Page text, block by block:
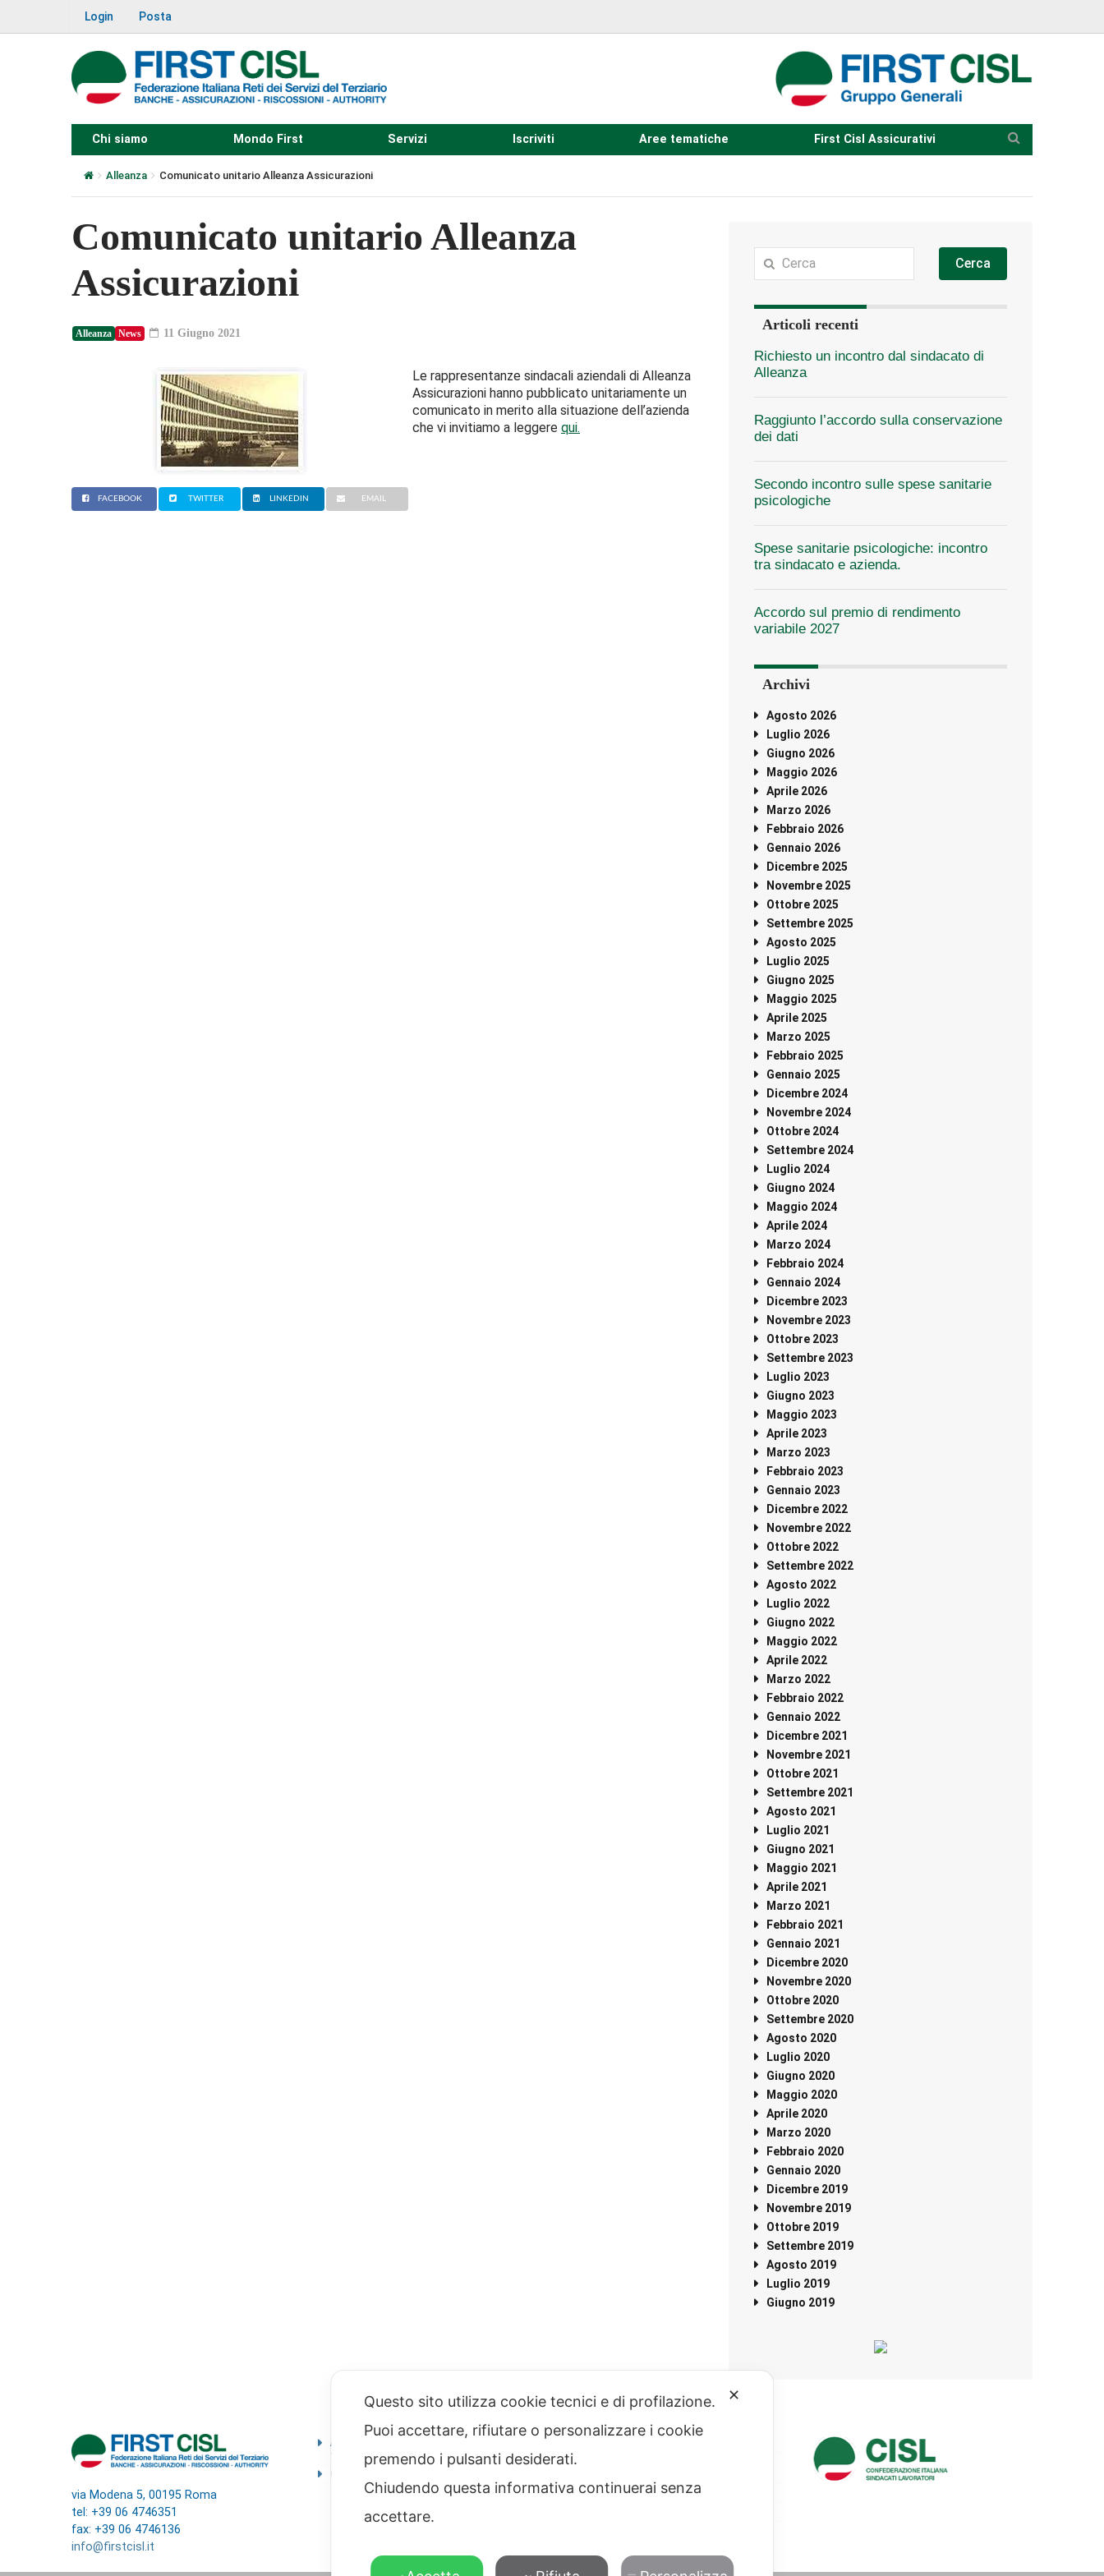
Login Posta
Chi siamo Mondo First Servizi Iscriviti Aree tematiche First Cisl Assicurativi
Alleanza Comunicato unitario Alleanza Assicurazioni
Comunicato unitario Alleanza
Assicurazioni
Alleanza News 11 Giugno 2021
Le rappresentanze sindacali aziendali di Alleanza
Assicurazioni hanno pubblicato unitariamente un
comunicato in merito alla situazione dell’azienda
che vi invitiamo a leggere qui.
FACEBOOK TWITTER LINKEDIN EMAIL
Cerca
Articoli recenti
Richiesto un incontro dal sindacato di
Alleanza
Raggiunto l’accordo sulla conservazione
dei dati
Secondo incontro sulle spese sanitarie
psicologiche
Spese sanitarie psicologiche: incontro
tra sindacato e azienda.
Accordo sul premio di rendimento
variabile 2027
Archivi
Agosto 2026
Luglio 2026
Giugno 2026
Maggio 2026
Aprile 2026
Marzo 2026
Febbraio 2026
Gennaio 2026
Dicembre 2025
Novembre 2025
Ottobre 2025
Settembre 2025
Agosto 2025
Luglio 2025
Giugno 2025
Maggio 2025
Aprile 2025
Marzo 2025
Febbraio 2025
Gennaio 2025
Dicembre 2024
Novembre 2024
Ottobre 2024
Settembre 2024
Luglio 2024
Giugno 2024
Maggio 2024
Aprile 2024
Marzo 2024
Febbraio 2024
Gennaio 2024
Dicembre 2023
Novembre 2023
Ottobre 2023
Settembre 2023
Luglio 2023
Giugno 2023
Maggio 2023
Aprile 2023
Marzo 2023
Febbraio 2023
Gennaio 2023
Dicembre 2022
Novembre 2022
Ottobre 2022
Settembre 2022
Agosto 2022
Luglio 2022
Giugno 2022
Maggio 2022
Aprile 2022
Marzo 2022
Febbraio 2022
Gennaio 2022
Dicembre 2021
Novembre 2021
Ottobre 2021
Settembre 2021
Agosto 2021
Luglio 2021
Giugno 2021
Maggio 2021
Aprile 2021
Marzo 2021
Febbraio 2021
Gennaio 2021
Dicembre 2020
Novembre 2020
Ottobre 2020
Settembre 2020
Agosto 2020
Luglio 2020
Giugno 2020
Maggio 2020
Aprile 2020
Marzo 2020
Febbraio 2020
Gennaio 2020
Dicembre 2019
Novembre 2019
Ottobre 2019
Settembre 2019
Agosto 2019
Luglio 2019
Giugno 2019
via Modena 5, 00195 Roma
tel: +39 06 4746351
fax: +39 06 4746136
info@firstcisl.it
Amministrazione
trasparente
Codice etico
Cookie policy
✕
Questo sito utilizza cookie tecnici e di profilazione.
Puoi accettare, rifiutare o personalizzare i cookie
premendo i pulsanti desiderati.
Chiudendo questa informativa continuerai senza
accettare.